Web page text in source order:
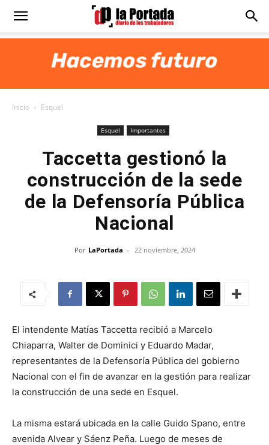
Diario
Inicio Esquel
Esquel Importantes
Taccetta gestionó la
construcción de la sede
de la Defensoría Pública
Nacional
Por LaPortada - 22 noviembre, 2024
El intendente Matías Taccetta recibió a Marcelo
Chiaparra, Walter de Dominici y Eduardo Madar,
representantes de la Defensoría Pública del gobierno
Nacional con el fin de avanzar en la gestión para realizar
la construcción de una sede en Esquel.
La misma estará ubicada en la calle Guido Spano, entre
avenida Alvear y Sáenz Peña. Luego de meses de